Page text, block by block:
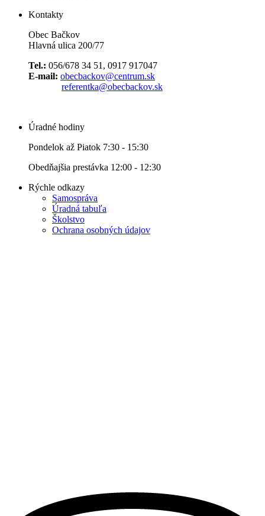
Kontakty
Obec Bačkov
Hlavná ulica 200/77
Tel.: 056/678 34 51, 0917 917047
E-mail: obecbackov@centrum.sk
referentka@obecbackov.sk
Úradné hodiny
Pondelok až Piatok 7:30 - 15:30
Obedňajšia prestávka 12:00 - 12:30
Rýchle odkazy
Samospráva
Úradná tabuľa
Školstvo
Ochrana osobných údajov